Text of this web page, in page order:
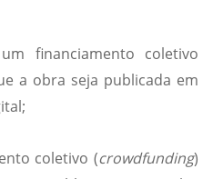
financiamento coletivo
a obra seja publicada em
coletivo (crowdfunding)